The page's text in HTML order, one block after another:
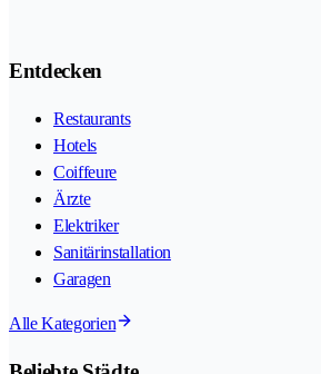
Entdecken
Restaurants
Hotels
Coiffeure
Ärzte
Elektriker
Sanitärinstallation
Garagen
Alle Kategorien